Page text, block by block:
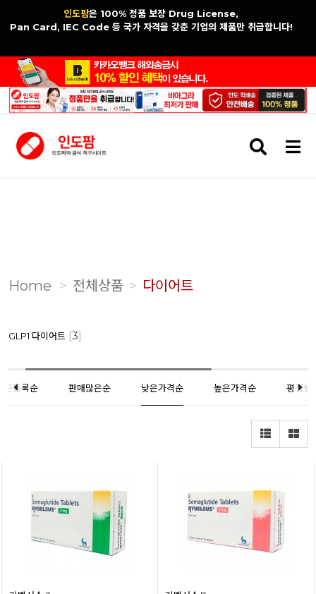
인도팜은 100% 정품 보장 Drug License,
Pan Card, IEC Code 등 국가 자격을 갖춘 기업의 제품만 취급합니다!
검
색
메
Home 전체상품 다이어트
GLP1 다이어트 [3]
근등록순 판매많은순 낮은가격순 높은가격순 평점높